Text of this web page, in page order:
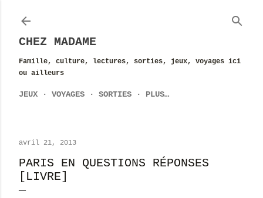
CHEZ MADAME
Famille, culture, lectures, sorties, jeux, voyages ici
ou ailleurs
JEUX VOYAGES SORTIES PLUS…
avril 21, 2013
PARIS EN QUESTIONS RÉPONSES
[LIVRE]